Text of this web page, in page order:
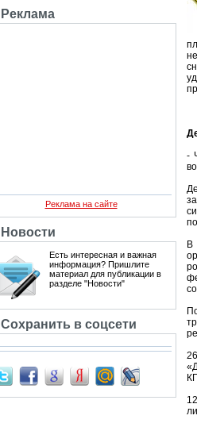
Реклама
Реклама на сайте
Новости
Есть интересная и важная
информация? Пришлите
материал для публикации в
разделе "Новости"
Сохранить в соцсети
-
В